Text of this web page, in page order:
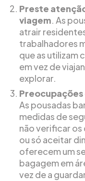
Preste
viagem. As
atrair
trabalhadores
que as utilizam
em vez de
explorar.
Preocupações
As pousadas
medidas de
não verificar
ou só aceitar
oferecem um
bagagem em
vez de a